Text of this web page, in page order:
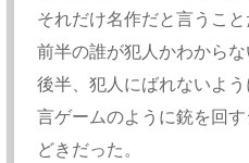
それだけ名作だと言うこと
前半の誰が犯人かわからな
後半、犯人にばれないよ
言ゲームのように銃を回
どきだった。